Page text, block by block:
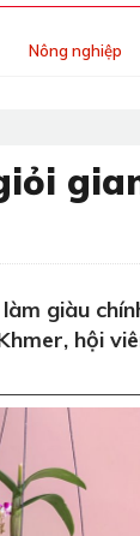
Nông nghiệp
giàu
hội